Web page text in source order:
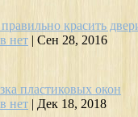
красить
нет | Сен 28, 2016
пластиковых окон
нет | Дек 18, 2018